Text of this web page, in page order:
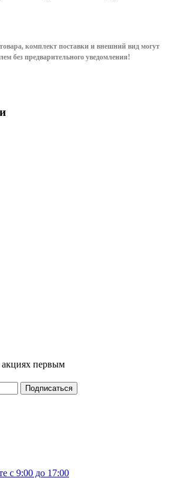
комплект поставки и внешний вид могут
без предварительного уведомления!
акциях первым
с 9:00 до 17:00